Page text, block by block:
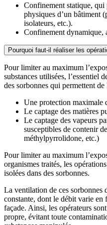
Confinement statique, qui
physiques d’un bâtiment
isolateurs, etc.).
Confinement dynamique,
Pourquoi faut-il réaliser les
Pour limiter au maximum
substances utilisées, l’essentiel
des sorbonnes qui permettent de
Une protection maximale
Le captage des matières
Le captage des vapeurs
susceptibles de contenir
méthylpyrrolidone, etc.)
Pour limiter au maximum
organismes traités, les
isolées dans des sorbonnes.
La ventilation de ces sorbonnes
constante, dont le débit varie
façade. Ainsi, les opérateurs
propre, évitant toute